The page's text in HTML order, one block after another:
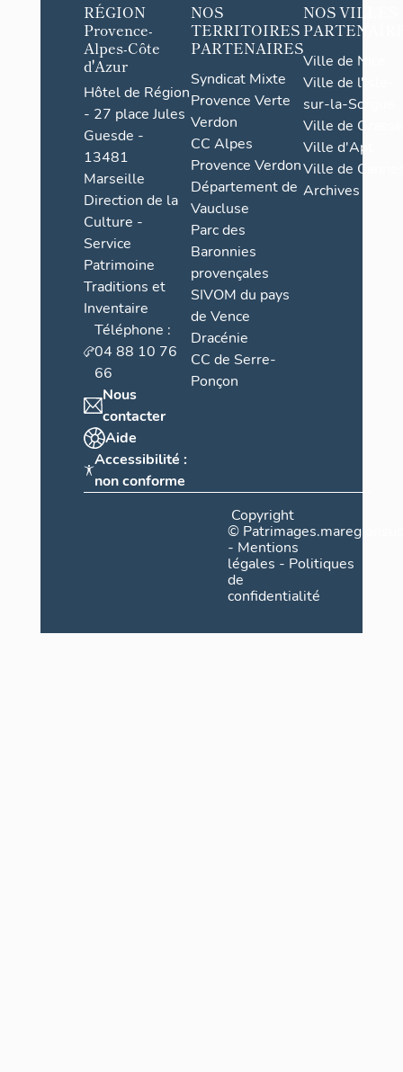
RÉGION
Provence-
Alpes-Côte
d'Azur
Hôtel de Région
- 27 place Jules
Guesde -
13481
Marseille
Direction de la
Culture -
Service
Patrimoine
Traditions et
Inventaire
Téléphone :
04 88 10 76
66
Nous
contacter
Aide
Accessibilité :
non conforme
NOS
TERRITOIRES
PARTENAIRES
Syndicat Mixte
Provence Verte
Verdon
CC Alpes
Provence Verdon
Département de
Vaucluse
Parc des
Baronnies
provençales
SIVOM du pays
de Vence
Dracénie
CC de Serre-
Ponçon
NOS VILLES
Ville de Nice
Ville de l'Isle-
sur-la-Sorgue
Ville de Grasse
Ville d'Apt
Ville de
Archives
Copyright
©
- Mentions
légales - Politiques
de
confidentialité